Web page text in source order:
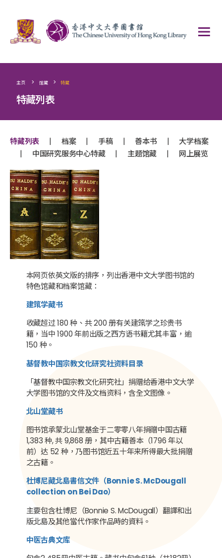
主页 > 馆藏 > 特藏
特藏列表
特藏列表 | 档案 | 手稿 | 善本书 | 大学档案
| 中国研究服务中心特藏 | 主题馆藏 | 网上展览
本网页依英文版的排序，列出香港中文大学图书馆的
特色馆藏和档案馆藏：
建筑学藏书
收藏超过 180 种、共 200 册有关建筑学之珍贵书
籍，当中 1900 年前出版之西方语书籍尤其丰富，逾
150 种。
基督教中国宗教文化研究社资料目录
「基督教中国宗教文化研究社」捐赠给香港中文大学
大学图书馆的文件及文档资料，含全文图像。
北山堂藏书
图书馆承蒙北山堂基金于二零零八年捐赠中国古籍
1,383 种, 共 9,868 册，其中古籍善本（1796 年以
前）达 52 种，乃图书馆近五十年来所得最大批捐赠
之古籍。
杜博尼藏北島書信文件（Bonnie S. McDougall
collection on Bei Dao）
主要包含杜博尼（Bonnie S. McDougall）翻譯和出
版北島及其他當代作家作品時的資料。
中医古典文库